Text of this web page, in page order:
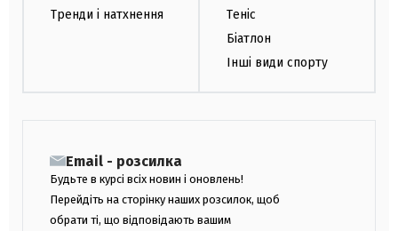
Тренди і натхнення
Теніс
Біатлон
Інші види спорту
Email - розсилка
Будьте в курсі всіх новин і оновлень!
Перейдіть на сторінку наших розсилок, щоб
обрати ті, що відповідають вашим